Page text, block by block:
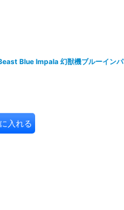
Blue Impala 幻獣機ブルーインパ
入れる